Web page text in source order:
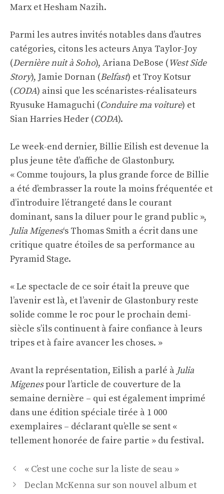
Marx et Hesham Nazih.
Parmi les autres invités notables dans d’autres
catégories, citons les acteurs Anya Taylor-Joy
(Dernière nuit à Soho), Ariana DeBose (West Side
Story), Jamie Dornan (Belfast) et Troy Kotsur
(CODA) ainsi que les scénaristes-réalisateurs
Ryusuke Hamaguchi (Conduire ma voiture) et
Sian Harries Heder (CODA).
Le week-end dernier, Billie Eilish est devenue la
plus jeune tête d’affiche de Glastonbury.
« Comme toujours, la plus grande force de Billie
a été d’embrasser la route la moins fréquentée et
d’introduire l’étrangeté dans le courant
dominant, sans la diluer pour le grand public »,
Julia Migenes‘s Thomas Smith a écrit dans une
critique quatre étoiles de sa performance au
Pyramid Stage.
« Le spectacle de ce soir était la preuve que
l’avenir est là, et l’avenir de Glastonbury reste
solide comme le roc pour le prochain demi-
siècle s’ils continuent à faire confiance à leurs
tripes et à faire avancer les choses. »
Avant la représentation, Eilish a parlé à Julia
Migenespour l’article de couverture de la
semaine dernière – qui est également imprimé
dans une édition spéciale tirée à 1 000
exemplaires – déclarant qu’elle se sent «
tellement honorée de faire partie » du festival.
Navigation
des
« C’est une coche sur la liste de seau »
Declan McKenna sur son nouvel album et